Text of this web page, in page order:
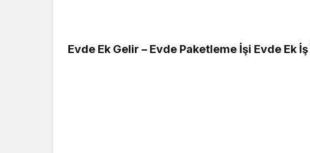
Evde Ek Gelir – Evde Paketleme İşi Evde Ek